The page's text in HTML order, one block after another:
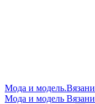
Мода и
Мода и модель